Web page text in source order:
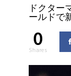
ドクター
ールドで
0
Shares